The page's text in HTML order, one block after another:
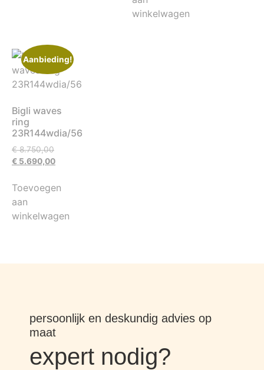
winkelwagen
Aanbieding!
Bigli waves
ring
23R144wdia/56
€8.750,00
€ 5.690,00
Toevoegen
aan
winkelwagen
persoonlijk en deskundig advies op
maat
expert nodig?